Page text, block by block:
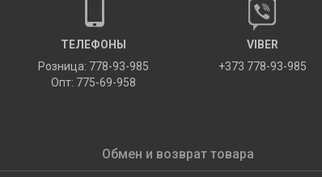
ТЕЛЕФОНЫ
Розница: 778-93-985
Опт: 775-69-958
VIBER
+373 778-93-985
Обмен и возврат товара